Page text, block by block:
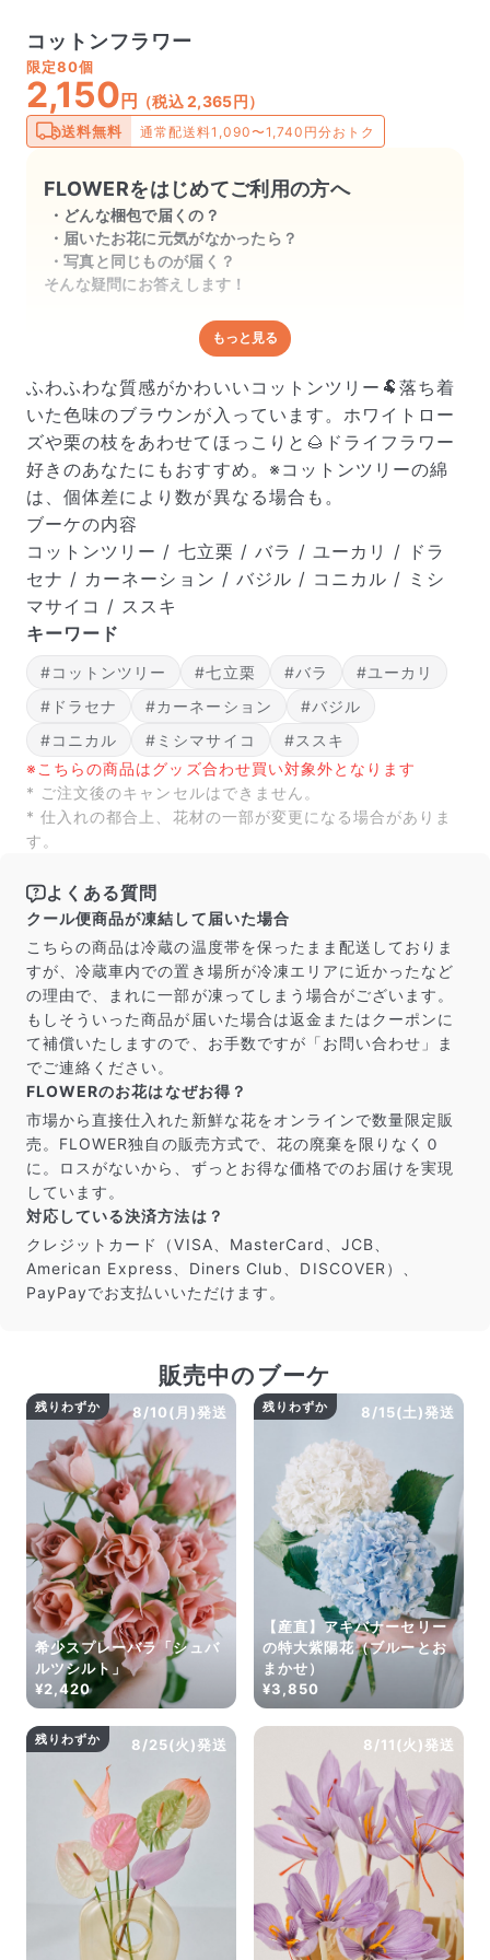
コットンフラワー
限定80個
2,150 円 （税込 2,365円）
送料無料 通常配送料1,090〜1,740円分おトク
FLOWERをはじめてご利用の方へ
どんな梱包で届くの？
届いたお花に元気がなかったら？
写真と同じものが届く？
そんな疑問にお答えします！
どんな梱包で届くの？
出荷前に水揚げ（花が水を吸いやすくなる処理）を施
し、専用ボックスに丁寧に梱包してお届けしています。
きゅっとまとめられて一見窮屈そうに見えますが、輸送
中の衝撃による折れや擦れを軽減する効果があります。
届いたお花に元気がなかったら？
もし届いたお花に「枯れている」「折れている」などの
不備があった場合は、些細なことでもお気軽にサポート
までご連絡ください。ご返金にて補償いたします。
写真と同じものが届く？
商品ページに掲載している写真は、実際にお届けする商
品を撮影したものです。お花は生き物なので、どうして
も色味やサイズ・咲き方に個体差はありますが、できる
だけ写真のイメージに近いものをお届けできるように人
の目でチェックをしています。
よくある質問
Q. 毎月自動でお花が届くサービスですか？
いいえ、毎月自動でお届けするサービスではありません。好
きな時に好きな花をご注文いただけます。
Q. 配送できないエリアはありますか？
ただいま沖縄・離島エリアへの配送には対応しておりませ
ん。ご了承ください。
もっと見る
ふわふわな質感がかわいいコットンツリー🐏落ち着
いた色味のブラウンが入っています。ホワイトロー
ズや栗の枝をあわせてほっこりと🌰ドライフラワー
好きのあなたにもおすすめ。※コットンツリーの綿
は、個体差により数が異なる場合も。
ブーケの内容
コットンツリー / 七立栗 / バラ / ユーカリ / ドラ
セナ / カーネーション / バジル / コニカル / ミシ
マサイコ / ススキ
キーワード
#コットンツリー #七立栗 #バラ
#ユーカリ
#ドラセナ
#カーネーション
#バジル
#コニカル
#ミシマサイコ
#ススキ
※こちらの商品はグッズ合わせ買い対象外となります
* ご注文後のキャンセルはできません。
* 仕入れの都合上、花材の一部が変更になる場合がありま
す。
よくある質問
クール便商品が凍結して届いた場合
こちらの商品は冷蔵の温度帯を保ったまま配送しておりま
すが、冷蔵車内での置き場所が冷凍エリアに近かったなど
の理由で、まれに一部が凍ってしまう場合がございます。
もしそういった商品が届いた場合は返金またはクーポンに
て補償いたしますので、お手数ですが「お問い合わせ」ま
でご連絡ください。
FLOWERのお花はなぜお得？
市場から直接仕入れた新鮮な花をオンラインで数量限定販
売。FLOWER独自の販売方式で、花の廃棄を限りなく０
に。ロスがないから、ずっとお得な価格でのお届けを実現
しています。
対応している決済方法は？
クレジットカード（VISA、MasterCard、JCB、
American Express、Diners Club、DISCOVER）、
PayPayでお支払いいただけます。
販売中のブーケ
8/10(月)発送
残りわずか
希少スプレーバラ「シュバ
ルツシルト」
¥2,420
8/15(土)発送
残りわずか
【産直】アキバナーセリー
の特大紫陽花（ブルーとお
まかせ）
¥3,850
8/25(火)発送
残りわずか 8/11(火)発送